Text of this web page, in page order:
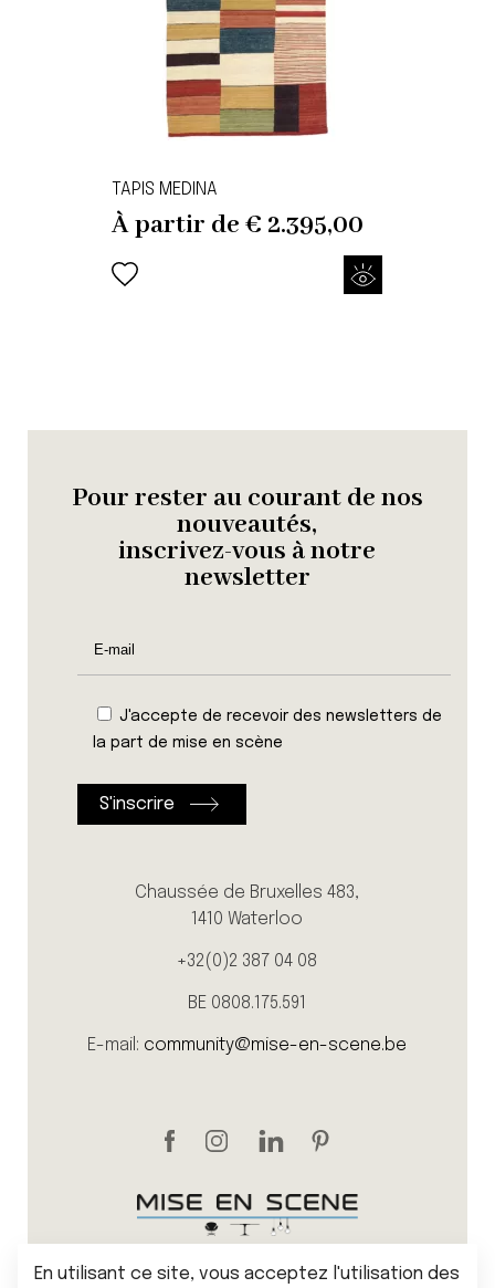
TAPIS MEDINA
À partir de€ 2.395,00
Pour rester au courant de nos
nouveautés,
inscrivez-vous à notre
newsletter
J'accepte de recevoir des newsletters de
la part de mise en scène
Chaussée de Bruxelles 483,
1410 Waterloo
+32(0)2 387 04 08
BE 0808.175.591
E-mail: community@mise-en-scene.be
En utilisant ce site, vous acceptez l'utilisation des